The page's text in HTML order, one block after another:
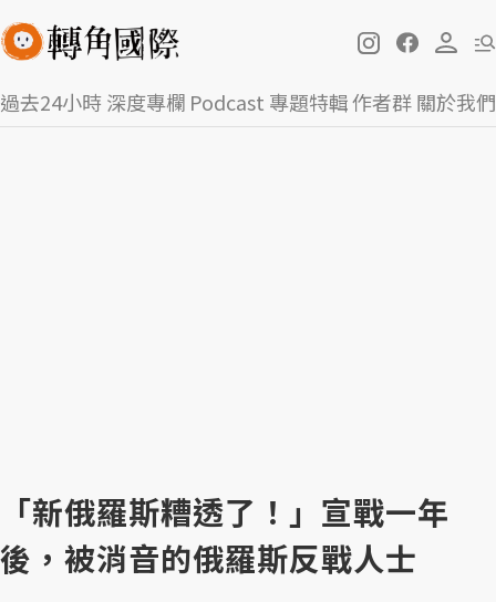
過去24小時深度專欄 Podcast 專題特輯作者群關於我們
「新俄羅斯糟透了！」宣戰一年
後，被消音的俄羅斯反戰人士